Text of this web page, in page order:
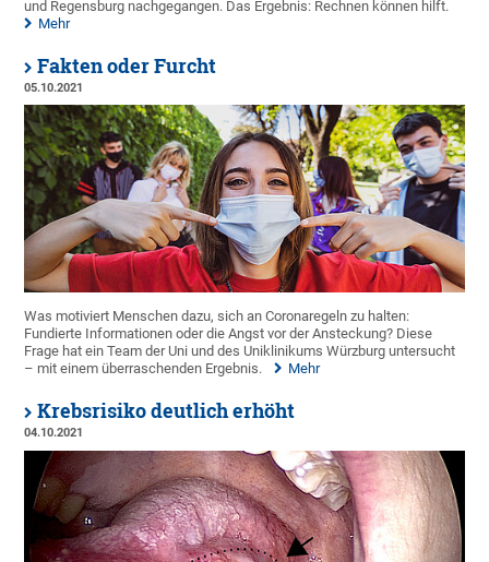
und Regensburg nachgegangen. Das Ergebnis: Rechnen können hilft.
Mehr
Fakten oder Furcht
05.10.2021
Was motiviert Menschen dazu, sich an Coronaregeln zu halten:
Fundierte Informationen oder die Angst vor der Ansteckung? Diese
Frage hat ein Team der Uni und des Uniklinikums Würzburg untersucht
– mit einem überraschenden Ergebnis.
Mehr
Krebsrisiko deutlich erhöht
04.10.2021